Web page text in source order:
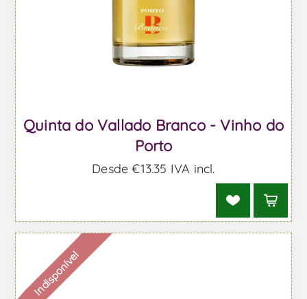
Quinta do Vallado Branco - Vinho do
Porto
Desde €13,35 IVA incl.
Indisponível